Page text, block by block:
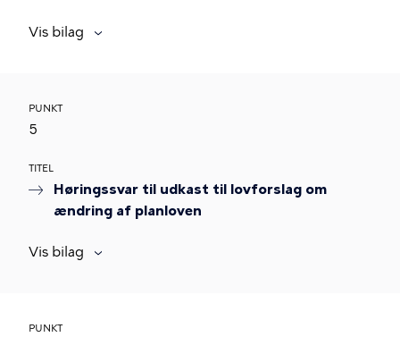
Vis bilag
PUNKT
5
TITEL
Høringssvar til udkast til lovforslag om
ændring af planloven
Vis bilag
PUNKT